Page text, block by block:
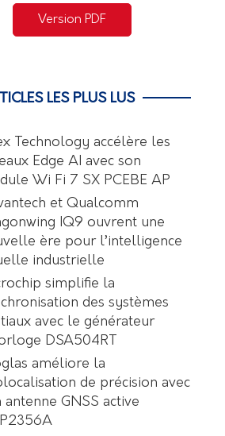
Version PDF
LES PLUS LUS
Technology accélère les
Edge AI avec son
Wi Fi 7 SX PCEBE AP
et Qualcomm
IQ9 ouvrent une
ère pour l’intelligence
industrielle
simplifie la
des systèmes
avec le générateur
DSA504RT
améliore la
de précision avec
antenne GNSS active